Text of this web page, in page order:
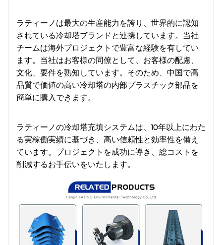
ラティーノは最大の生産能力を誇り、世界的に認知
されている冷却塔ブランドと連携しています。当社
チームは海外プロジェクトで豊富な経験を有してい
ます。当社はお客様の同僚として、お客様の配慮、
文化、要件を熟知しています。そのため、中国で高
品質で価値の高い冷却塔の内部プラスチック部品を
簡単に購入できます。
ラティーノの冷却塔充填システムは、10年以上にわた
る実稼働実績に基づき、高い信頼性と効率性を備え
ています。プロジェクトを成功に導き、総コストを
削減するお手伝いをいたします。